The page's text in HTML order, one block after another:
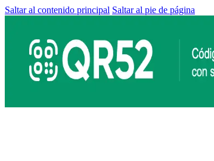
Saltar al contenido principal Saltar al pie de página